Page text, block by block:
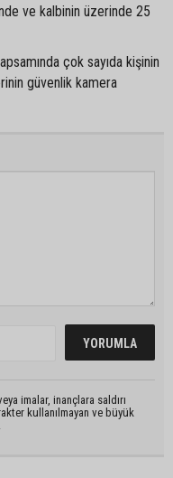
ve kalbinin üzerinde 25
çok sayıda kişinin
güvenlik kamera
imalar, inançlara saldırı
kullanılmayan ve büyük